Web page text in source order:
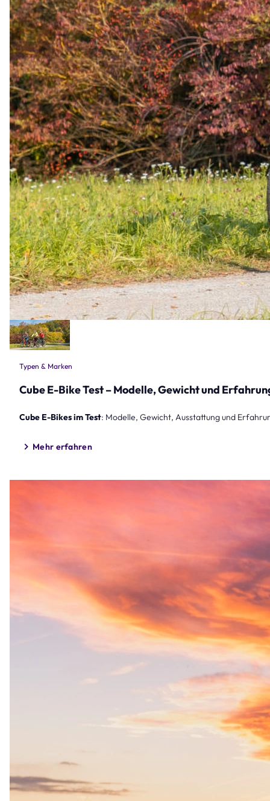
Typen & Marken
Cube E-Bike Test – Modelle, Gewicht und
Cube E-Bikes im Test: Modelle, Gewicht, Ausstattung und
Mehr erfahren